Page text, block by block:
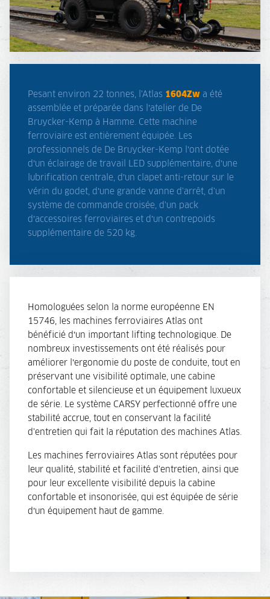
Pesant environ 22 tonnes, l'Atlas 1604Zw a été
assemblée et préparée dans l’atelier de De
Bruycker-Kemp à Hamme. Cette machine
ferroviaire est entièrement équipée. Les
professionnels de De Bruycker-Kemp l’ont dotée
d’un éclairage de travail LED supplémentaire, d’une
lubrification centrale, d’un clapet anti-retour sur le
vérin du godet, d’une grande vanne d'arrêt, d'un
système de commande croisée, d'un pack
d’accessoires ferroviaires et d’un contrepoids
supplémentaire de 520 kg.
Homologuées selon la norme européenne EN
15746, les machines ferroviaires Atlas ont
bénéficié d’un important lifting technologique. De
nombreux investissements ont été réalisés pour
améliorer l’ergonomie du poste de conduite, tout en
préservant une visibilité optimale, une cabine
confortable et silencieuse et un équipement luxueux
de série. Le système CARSY perfectionné offre une
stabilité accrue, tout en conservant la facilité
d'entretien qui fait la réputation des machines Atlas.
Les machines ferroviaires Atlas sont réputées pour
leur qualité, stabilité et facilité d'entretien, ainsi que
pour leur excellente visibilité depuis la cabine
confortable et insonorisée, qui est équipée de série
d’un équipement haut de gamme.